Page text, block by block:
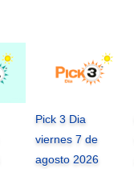
Pick 3 Dia
viernes 7 de
agosto 2026